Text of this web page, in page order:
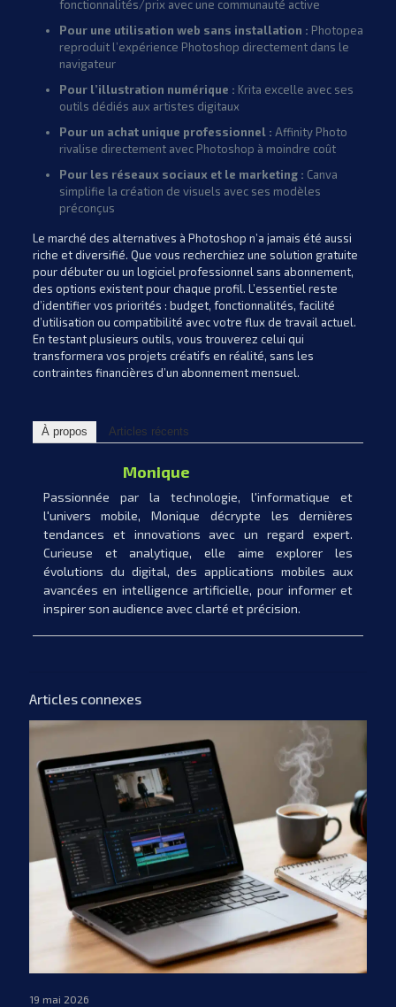
fonctionnalités/prix avec une communauté active
Pour une utilisation web sans installation : Photopea
reproduit l’expérience Photoshop directement dans le
navigateur
Pour l’illustration numérique : Krita excelle avec ses
outils dédiés aux artistes digitaux
Pour un achat unique professionnel : Affinity Photo
rivalise directement avec Photoshop à moindre coût
Pour les réseaux sociaux et le marketing : Canva
simplifie la création de visuels avec ses modèles
préconçus
Le marché des alternatives à Photoshop n’a jamais été aussi
riche et diversifié. Que vous recherchiez une solution gratuite
pour débuter ou un logiciel professionnel sans abonnement,
des options existent pour chaque profil. L’essentiel reste
d’identifier vos priorités : budget, fonctionnalités, facilité
d’utilisation ou compatibilité avec votre flux de travail actuel.
En testant plusieurs outils, vous trouverez celui qui
transformera vos projets créatifs en réalité, sans les
contraintes financières d’un abonnement mensuel.
À propos Articles récents
Monique
Passionnée par la technologie, l'informatique et
l'univers mobile, Monique décrypte les dernières
tendances et innovations avec un regard expert.
Curieuse et analytique, elle aime explorer les
évolutions du digital, des applications mobiles aux
avancées en intelligence artificielle, pour informer et
inspirer son audience avec clarté et précision.
Articles connexes
19 mai 2026